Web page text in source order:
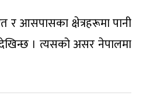
र आसपासका क्षेत्रहरूमा पानी
। त्यसको असर नेपालमा